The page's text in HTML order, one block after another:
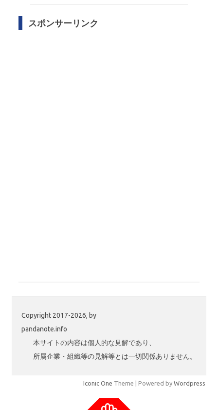
スポンサーリンク
Copyright 2017-2026, by
pandanote.info
本サイトの内容は個人的な見解であり、
所属企業・組織等の見解等とは一切関係ありません。
Iconic One Theme | Powered by Wordpress